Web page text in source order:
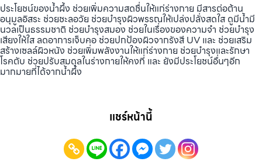
ประโยชน์ของน้ำผึ้ง ช่วยเพิ่มความสดชื่นให้แก่ร่างกาย มีสารต่อต้าน
อนุมูลอิสระ ช่วยชะลอวัย ช่วยบำรุงผิวพรรณให้เปล่งปลั่งสดใส ดูมีน้ำมี
นวลเป็นธรรมชาติ ช่วยบำรุงสมอง ช่วยในเรื่องของความจำ ช่วยบำรุง
เสียงให้ใส ลดอาการเจ็บคอ ช่วยปกป้องผิวจากรังสี UV และ ช่วยเสริม
สร้างเซลล์ผิวหนัง ช่วยเพิ่มพลังงานให้แก่ร่างกาย ช่วยบำรุงและรักษา
โรคตับ ช่วยปรับสมดุลในร่างกายให้คงที่ และ ยังมีประโยชน์อื่นๆอีก
มากมายที่ได้จากน้ำผึ้ง
แชร์หน้านี้